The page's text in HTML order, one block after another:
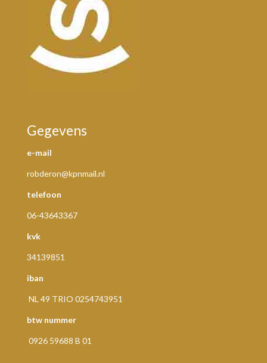
Gegevens
e-mail
robderon@kpnmail.nl
telefoon
06-43643367
kvk
34139851
iban
NL 49 TRIO 0254743951
btw nummer
0926 59688 B 01